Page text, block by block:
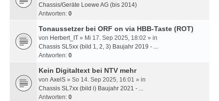
Chassis/Geräte Loewe AG (bis 2014)
Antworten: 0
Tonaussetzer bei ORF on via HBB-Taste (ROT)
von Herbert_IT » Mi 17. Sep 2025, 18:02 » in
Chassis SL5xx (bild 1, 2, 3) Baujahr 2019 - ...
Antworten: 0
Kein Digitaltext bei NTV mehr
von AxelS » So 14. Sep 2025, 16:01 » in
Chassis SL7xx (bild i) Baujahr 2021 - ...
Antworten: 0